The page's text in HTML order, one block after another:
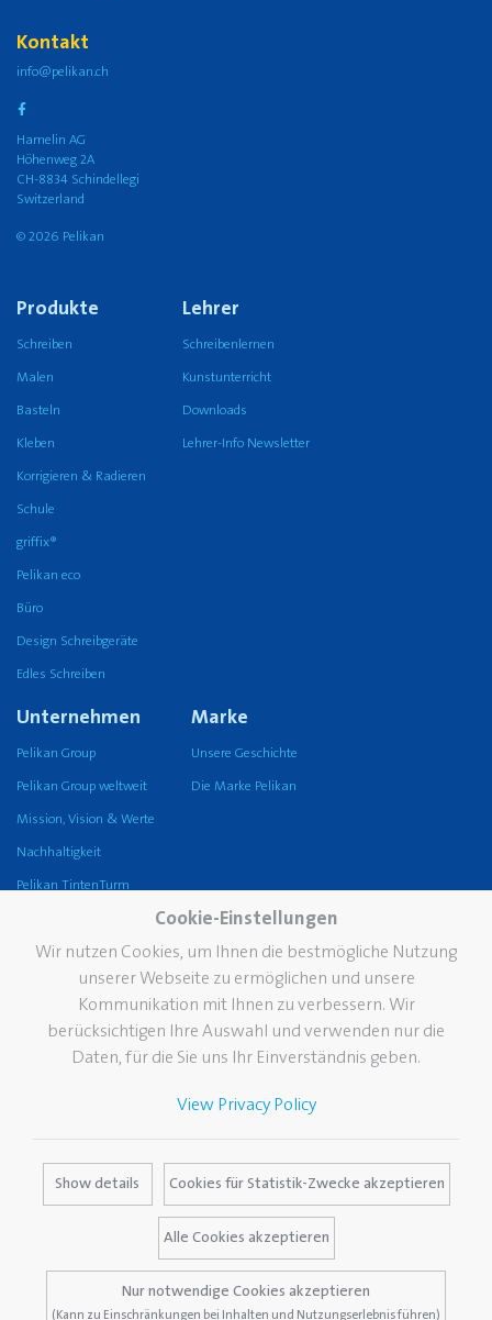
Kontakt
info@pelikan.ch
Hamelin AG
Höhenweg 2A
CH-8834 Schindellegi
Switzerland
© 2026 Pelikan
Produkte
Schreiben
Malen
Basteln
Kleben
Korrigieren & Radieren
Schule
griffix®
Pelikan eco
Büro
Design Schreibgeräte
Edles Schreiben
Lehrer
Schreibenlernen
Kunstunterricht
Downloads
Lehrer-Info Newsletter
Unternehmen
Pelikan Group
Pelikan Group weltweit
Mission, Vision & Werte
Nachhaltigkeit
Pelikan TintenTurm
Marke
Unsere Geschichte
Die Marke Pelikan
Der Pelikan Fleckendoktor
Impressum
Datenschutz
Cookie-Einstellungen
Wir nutzen Cookies, um Ihnen die bestmögliche Nutzung
unserer Webseite zu ermöglichen und unsere
Kommunikation mit Ihnen zu verbessern. Wir
berücksichtigen Ihre Auswahl und verwenden nur die
Daten, für die Sie uns Ihr Einverständnis geben.
View Privacy Policy
Show details Cookies für Statistik-Zwecke akzeptieren
Alle Cookies akzeptieren
Nur notwendige Cookies akzeptieren
(Kann zu Einschränkungen bei Inhalten und Nutzungserlebnis führen)